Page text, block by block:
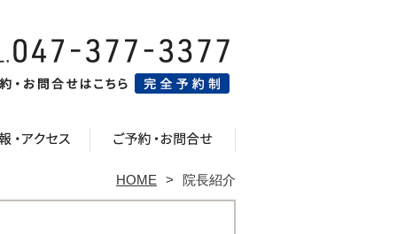
HOME 院長紹介